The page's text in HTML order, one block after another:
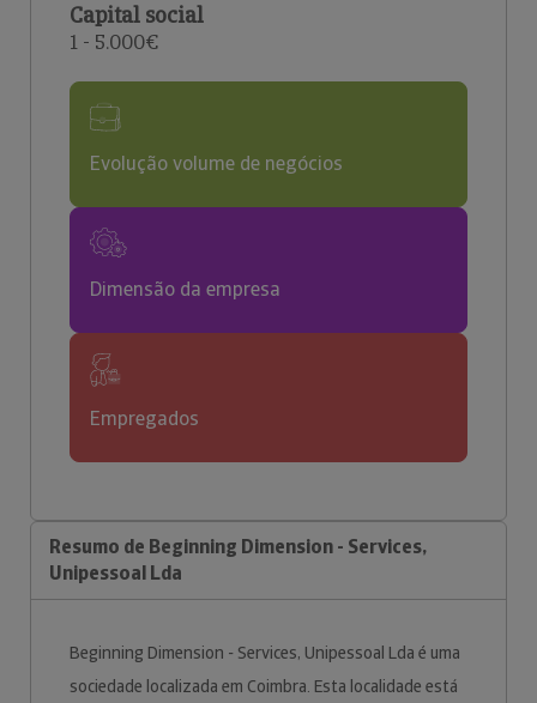
Capital social
1 - 5.000€
Evolução volume de negócios
Dimensão da empresa
Empregados
Resumo de Beginning Dimension - Services,
Unipessoal Lda
Beginning Dimension - Services, Unipessoal Lda é uma
sociedade localizada em Coimbra. Esta localidade está